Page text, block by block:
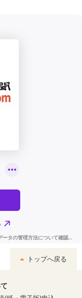
トップへ戻る